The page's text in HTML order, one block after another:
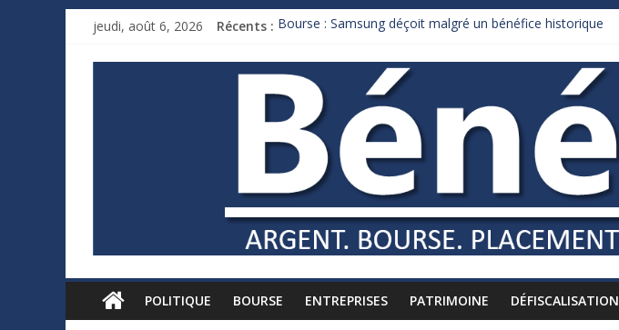
jeudi, août 6, 2026 Récents : Bourse : Samsung déçoit malgré un bénéfice historique
Xavier Niel, le milliardaire qui ne touche presque rien
Ruée des fortunes russes vers l’étranger
France : le logement mis à l’épreuve par la chaleur
POLITIQUE BOURSE ENTREPRISES PATRIMOINE DÉFISCALISATION